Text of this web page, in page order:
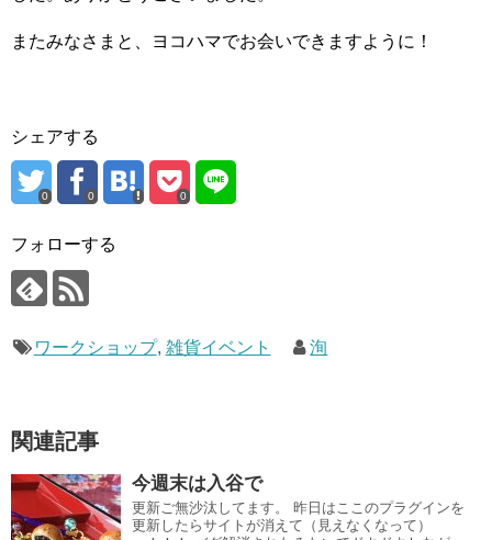
またみなさまと、ヨコハマでお会いできますように！
シェアする
0 0 0
フォローする
ワークショップ, 雑貨イベント 洵
関連記事
今週末は入谷で
更新ご無沙汰してます。 昨日はここのプラグインを
更新したらサイトが消えて（見えなくなって）